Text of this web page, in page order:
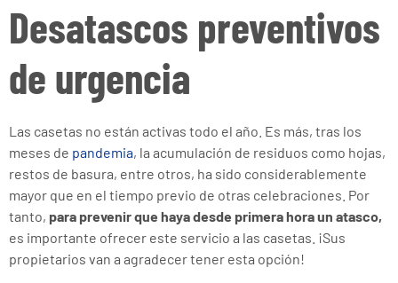
Desatascos preventivos
de urgencia
Las casetas no están activas todo el año. Es más, tras los
meses de pandemia, la acumulación de residuos como hojas,
restos de basura, entre otros, ha sido considerablemente
mayor que en el tiempo previo de otras celebraciones. Por
tanto, para prevenir que haya desde primera hora un atasco,
es importante ofrecer este servicio a las casetas. ¡Sus
propietarios van a agradecer tener esta opción!